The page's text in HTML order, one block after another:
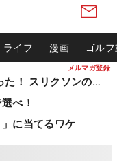
メルマガ登録
ライフ 漫画 ゴル
『4』が消え『R』が加わった！ スリクソンの新作
べ！
に当てるワケ